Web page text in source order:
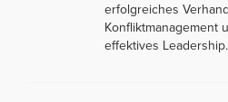
erfolgreiches
Konfliktmanagement
effektives Leadership.